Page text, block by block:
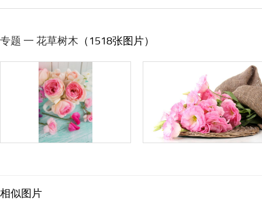
专题 一 花草树木 （1518张图片）
相似图片